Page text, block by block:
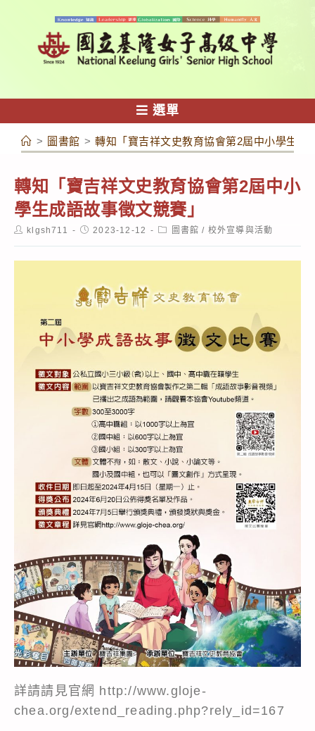
容
選單
> 圖書館 > 轉知「寶吉祥文史教育協會第2屆中小學生成
轉知「寶吉祥文史教育協會第2屆中小
學生成語故事徵文競賽」
Postklgsh711
Post2023-12-12
Post圖書館 / 校外宣導與活動
詳請請見官網 http://www.gloje-
chea.org/extend_reading.php?rely_id=167